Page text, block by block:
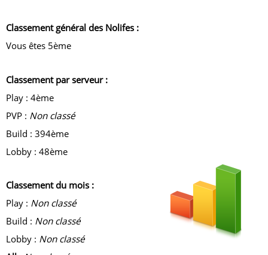
Classement général des Nolifes :
Vous êtes 5ème
Classement par serveur :
Play : 4ème
PVP : Non classé
Build : 394ème
Lobby : 48ème
Classement du mois :
Play : Non classé
Build : Non classé
Lobby : Non classé